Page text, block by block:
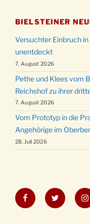
BIELSTEINER
Versuchter Einbruch
unentdeckt
7. August 2026
Pethe und Klees vom
Reichshof zu ihrer
7. August 2026
Vom Prototyp in die
Angehörige im
28. Juli 2026
FacebookTwitter